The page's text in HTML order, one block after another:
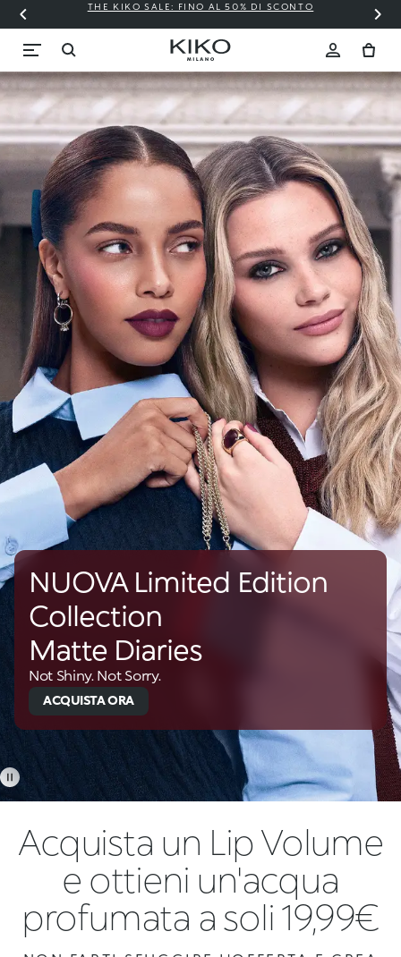
THE KIKO SALE: FINO AL 50% DI SCONTO
KIKO
NUOVA Limited Edition
Collection
Matte Diaries
Not Shiny. Not Sorry.
ACQUISTA ORA
Acquista un Lip Volume
e ottieni un'acqua
profumata a soli 19,99€